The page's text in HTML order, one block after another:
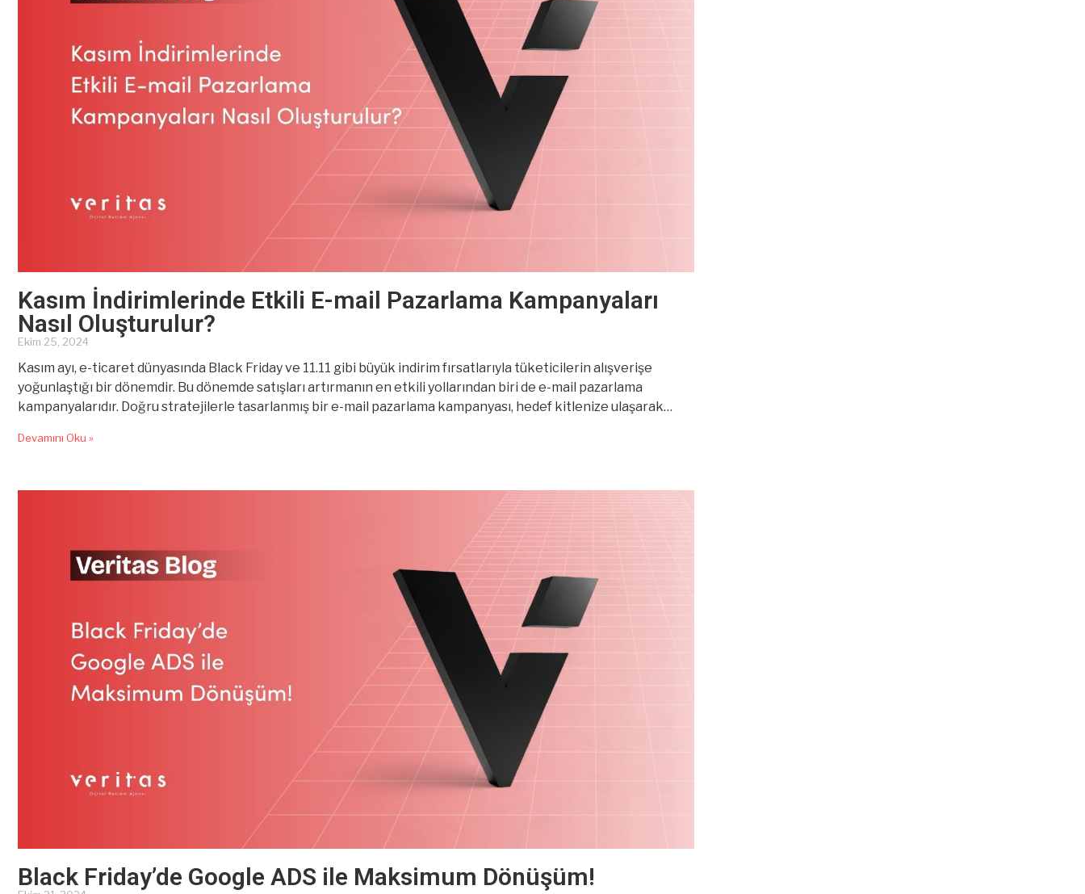
Kasım İndirimlerinde Etkili E-mail Pazarlama Kampanyaları
Nasıl Oluşturulur?
Ekim 25, 2024
Kasım ayı, e-ticaret dünyasında Black Friday ve 11.11 gibi büyük indirim fırsatlarıyla tüketicilerin alışverişe
yoğunlaştığı bir dönemdir. Bu dönemde satışları artırmanın en etkili yollarından biri de e-mail pazarlama
kampanyalarıdır. Doğru stratejilerle tasarlanmış bir e-mail pazarlama kampanyası, hedef kitlenize ulaşarak
Devamını Oku »
Black Friday’de Google ADS ile Maksimum Dönüşüm!